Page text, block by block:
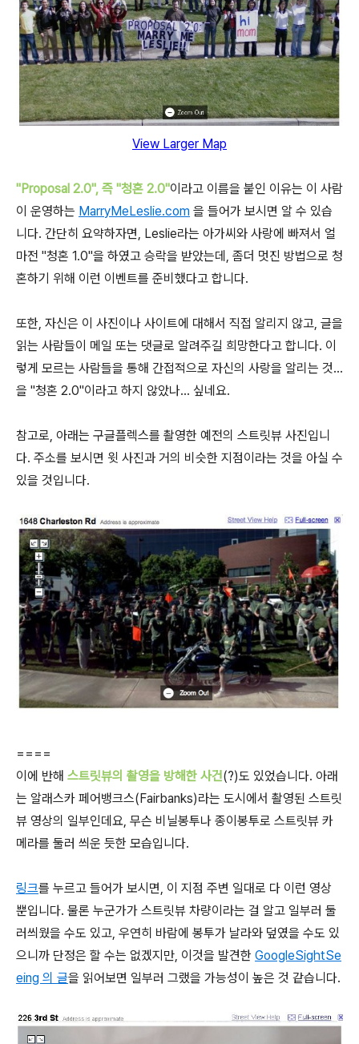
View Larger Map
"Proposal 2.0", 즉 "청혼 2.0"이라고 이름을 붙인 이유는 이 사람
이 운영하는 MarryMeLeslie.com 을 들어가 보시면 알 수 있습
니다. 간단히 요약하자면, Leslie라는 아가씨와 사랑에 빠져서 얼
마전 "청혼 1.0"을 하였고 승락을 받았는데, 좀더 멋진 방법으로 청
혼하기 위해 이런 이벤트를 준비했다고 합니다.
또한, 자신은 이 사진이나 사이트에 대해서 직접 알리지 않고, 글을
읽는 사람들이 메일 또는 댓글로 알려주길 희망한다고 합니다. 이
렇게 모르는 사람들을 통해 간접적으로 자신의 사랑을 알리는 것...
을 "청혼 2.0"이라고 하지 않았나... 싶네요.
참고로, 아래는 구글플렉스를 촬영한 예전의 스트릿뷰 사진입니
다. 주소를 보시면 윗 사진과 거의 비슷한 지점이라는 것을 아실 수
있을 것입니다.
====
이에 반해 스트릿뷰의 촬영을 방해한 사건(?)도 있었습니다. 아래
는 알래스카 페어뱅크스(Fairbanks)라는 도시에서 촬영된 스트릿
뷰 영상의 일부인데요, 무슨 비닐봉투나 종이봉투로 스트릿뷰 카
메라를 둘러 씌운 듯한 모습입니다.
링크를 누르고 들어가 보시면, 이 지점 주변 일대로 다 이런 영상
뿐입니다. 물론 누군가가 스트릿뷰 차량이라는 걸 알고 일부러 둘
러씌웠을 수도 있고, 우연히 바람에 봉투가 날라와 덮였을 수도 있
으니까 단정은 할 수는 없겠지만, 이것을 발견한 GoogleSightSe
eing 의 글을 읽어보면 일부러 그랬을 가능성이 높은 것 같습니다.